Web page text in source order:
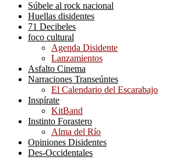
Súbele al rock nacional
Huellas disidentes
71 Decibeles
foco cultural
Agenda Disidente
Lanzamientos
Asfalto Cinema
Narraciones Transeúntes
El Calendario del Escarabajo
Inspírate
KitBand
Instinto Forastero
Alma del Río
Opiniones Disidentes
Des-Occidentales